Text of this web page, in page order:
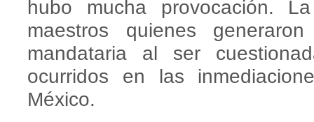
hubo mucha provocación.
maestros quienes
mandataria al ser
ocurridos en las
México.